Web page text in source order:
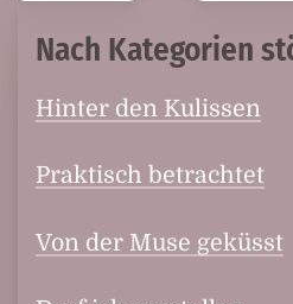
Nach Kategorien
Hinter den Kulissen
Praktisch betrachtet
Von der Muse geküsst